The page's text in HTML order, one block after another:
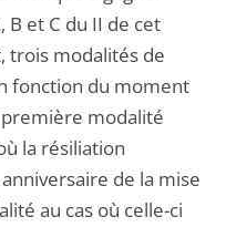
B et C du II de cet
trois modalités de
fonction du moment
modalité
la résiliation
de la mise
au cas où celle-ci